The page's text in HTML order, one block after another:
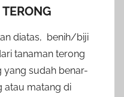
diatas, benih/biji
tanaman terong
yang sudah benar-
atau matang di